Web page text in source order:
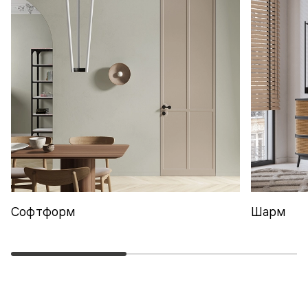
Софтформ Шарм